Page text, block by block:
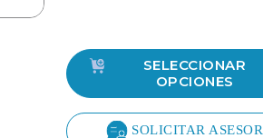
SELECCIONAR
OPCIONES
SOLICITAR ASESOR